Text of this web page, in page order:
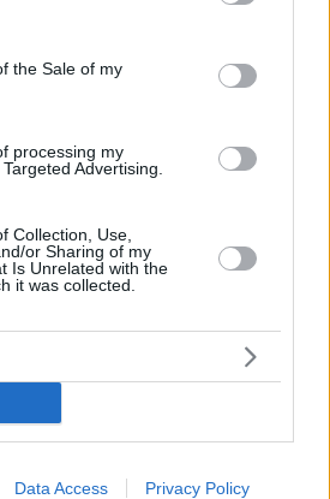
Google and its third-party tags to
specified purposes in below Google
the Sale of my
processing my
Advertising.
Collection, Use,
or Sharing of my
Is Unrelated with the
it was collected.
Data Access Privacy Policy
που σκότωσε τη Βρετανίδα